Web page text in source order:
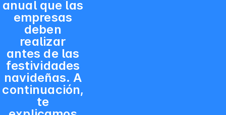
anual que las
empresas
deben
realizar
antes de las
festividades
navideñas. A
continuación,
te